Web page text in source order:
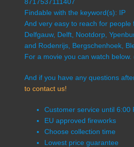
Findable with the keyword(s): IP
And very easy to reach for people
Delfgauw, Delft, Nootdorp,
and Rodenrijs, Bergschenhoek,
For a movie you can watch below.
And if you have any questions
to contact us!
Customer service until 6:00
EU approved fireworks
Choose collection time
Lowest price guarantee